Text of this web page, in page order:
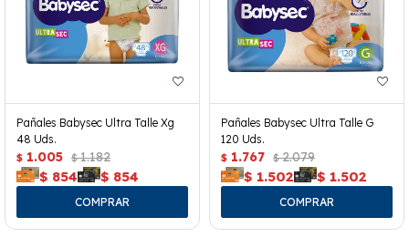
Pañales Babysec Ultra Talle Xg
48 Uds.
$ 1.005 $ 1.182
$ 854 $ 854
Pañales Babysec Ultra Talle G
120 Uds.
$ 1.767 $ 2.079
$ 1.502 $ 1.502